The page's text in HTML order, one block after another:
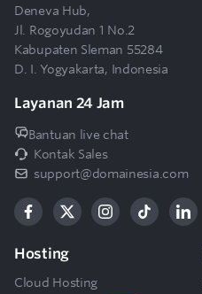
Deneva Hub,
Jl. Rogoyudan 1 No.2
Kabupaten Sleman 55284
D. I. Yogyakarta, Indonesia
Layanan 24 Jam
Bantuan live chat
Kontak Sales
support@domainesia.com
Hosting
Cloud Hosting